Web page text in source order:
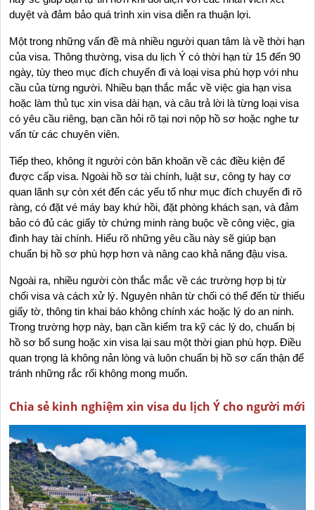
duyệt và đảm bảo quá trình xin visa diễn ra thuận lợi.
Một trong những vấn đề mà nhiều người quan tâm là về thời hạn
của visa. Thông thường, visa du lịch Ý có thời hạn từ 15 đến 90
ngày, tùy theo mục đích chuyến đi và loại visa phù hợp với nhu
cầu của từng người. Nhiều bạn thắc mắc về việc gia hạn visa
hoặc làm thủ tục xin visa dài hạn, và câu trả lời là từng loại visa
có yêu cầu riêng, bạn cần hỏi rõ tại nơi nộp hồ sơ hoặc nghe tư
vấn từ các chuyên viên.
Tiếp theo, không ít người còn băn khoăn về các điều kiện để
được cấp visa. Ngoài hồ sơ tài chính, luật sư, công ty hay cơ
quan lãnh sự còn xét đến các yếu tố như mục đích chuyến đi rõ
ràng, có đặt vé máy bay khứ hồi, đặt phòng khách sạn, và đảm
bảo có đủ các giấy tờ chứng minh ràng buộc về công việc, gia
đình hay tài chính. Hiểu rõ những yêu cầu này sẽ giúp bạn
chuẩn bị hồ sơ phù hợp hơn và nâng cao khả năng đậu visa.
Ngoài ra, nhiều người còn thắc mắc về các trường hợp bị từ
chối visa và cách xử lý. Nguyên nhân từ chối có thể đến từ thiếu
giấy tờ, thông tin khai báo không chính xác hoặc lý do an ninh.
Trong trường hợp này, bạn cần kiểm tra kỹ các lý do, chuẩn bị
hồ sơ bổ sung hoặc xin visa lại sau một thời gian phù hợp. Điều
quan trọng là không nản lòng và luôn chuẩn bị hồ sơ cẩn thận để
tránh những rắc rối không mong muốn.
Chia sẻ kinh nghiệm xin visa du lịch Ý cho người mới